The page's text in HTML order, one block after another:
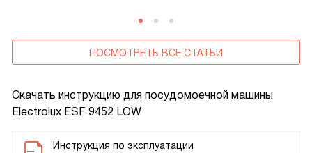
Скачать инструкцию для посудомоечной машины
Electrolux ESF 9452 LOW
Инструкция по эксплуатации
ПОСМОТРЕТЬ ВСЕ СТАТЬИ